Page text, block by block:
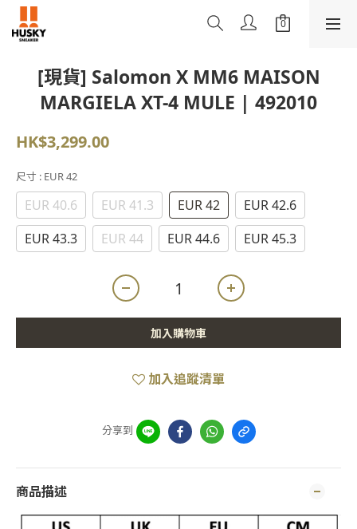
[現貨] Salomon X MM6 MAISON
MARGIELA XT-4 MULE | 492010
HK$3,299.00
尺寸 : EUR 42
EUR 40.6 EUR 41.3 EUR 42
EUR 42.6
EUR 43.3
EUR 44 EUR 44.6 EUR 45.3
加入購物車
加入追蹤清單
分享到
商品描述